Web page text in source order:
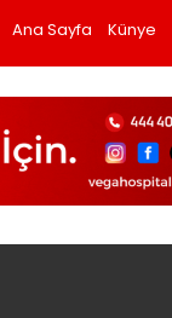
Ana Sayfa Künye